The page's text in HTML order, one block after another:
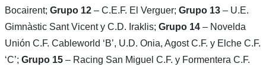
Bocairent; Grupo 12– C.E.F. El Verguer; Grupo 13– U.E.
Gimnàstic Sant Vicent y C.D. Iraklis; Grupo 14– Novelda
Unión C.F. Cableworld ‘B’, U.D. Onia, Agost C.F. y Elche C.F.
‘C’; Grupo 15– Racing San Miguel C.F. y Formentera C.F.